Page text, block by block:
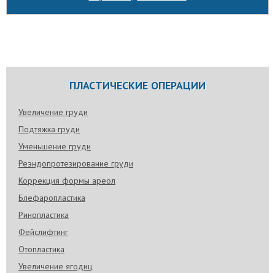
ПЛАСТИЧЕСКИЕ ОПЕРАЦИИ
Увеличение груди
Подтяжка груди
Уменьшение груди
Реэндопротезирование груди
Коррекция формы ареол
Блефаропластика
Ринопластика
Фейслифтинг
Отопластика
Увеличение ягодиц